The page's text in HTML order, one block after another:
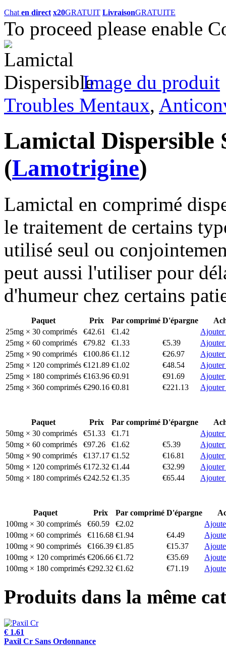
Chat en direct x20GRATUIT LivraisonGRATUITE
To proceed please enable
Image du produit
Troubles Mentaux,
Lamictal Dispersible
(Lamotrigine)
Lamictal en comprimé
le traitement de certains
utilisé seul ou
peut aussi l'utiliser pour
d'humeur chez certains
Paquet Prix Par comprimé D'épargne
25mg × 30 comprimés
€42.61 €1.42
Ajouter
25mg × 60 comprimés
€79.82 €1.33 €5.39
Ajouter
25mg × 90 comprimés
€100.86 €1.12 €26.97
Ajouter
25mg × 120 comprimés €121.89 €1.02 €48.54
Ajouter
25mg × 180 comprimés €163.96 €0.91 €91.69
Ajouter
25mg × 360 comprimés €290.16 €0.81 €221.13 Ajouter
Paquet Prix Par comprimé D'épargne
50mg × 30 comprimés
€51.33 €1.71
Ajouter
50mg × 60 comprimés
€97.26 €1.62 €5.39
Ajouter
50mg × 90 comprimés
€137.17 €1.52 €16.81
Ajouter
50mg × 120 comprimés €172.32 €1.44 €32.99
Ajouter
50mg × 180 comprimés €242.52 €1.35 €65.44 Ajouter
Paquet Prix Par comprimé D'épargne
100mg × 30 comprimés
€60.59 €2.02
100mg × 60 comprimés
€116.68 €1.94 €4.49
100mg × 90 comprimés
€166.39 €1.85 €15.37
100mg × 120 comprimés €206.66 €1.72 €35.69
100mg × 180 comprimés €292.32 €1.62 €71.19
Produits dans la même
€ 1.61
Paxil Cr Sans Ordonnance